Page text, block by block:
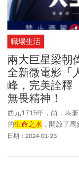
職場生活
兩大巨星梁朝
全新微電影「
峰，完美詮釋
無畏精神！
西元1715年，尚．馬
的生命之水 ，開啟了
百年歷史再創顛峰，邀
龍年限量禮盒，藉著
日期：2024-01-23